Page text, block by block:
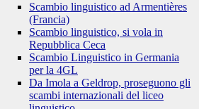
Scambio linguistico ad Armentières
(Francia)
Scambio linguistico, si vola in
Repubblica Ceca
Scambio Linguistico in Germania
per la 4GL
Da Imola a Geldrop, proseguono gli
scambi internazionali del liceo